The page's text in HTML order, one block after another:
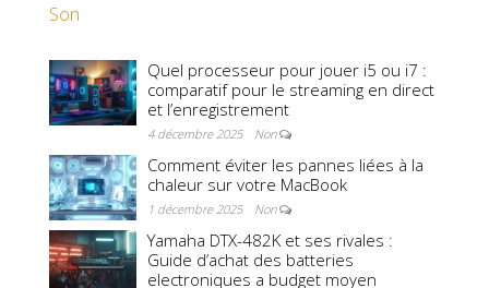
Son
Quel processeur pour jouer i5 ou i7 :
comparatif pour le streaming en direct
et l’enregistrement
4 décembre 2025 Non
Comment éviter les pannes liées à la
chaleur sur votre MacBook
1 décembre 2025 Non
Yamaha DTX-482K et ses rivales :
Guide d’achat des batteries
electroniques a budget moyen